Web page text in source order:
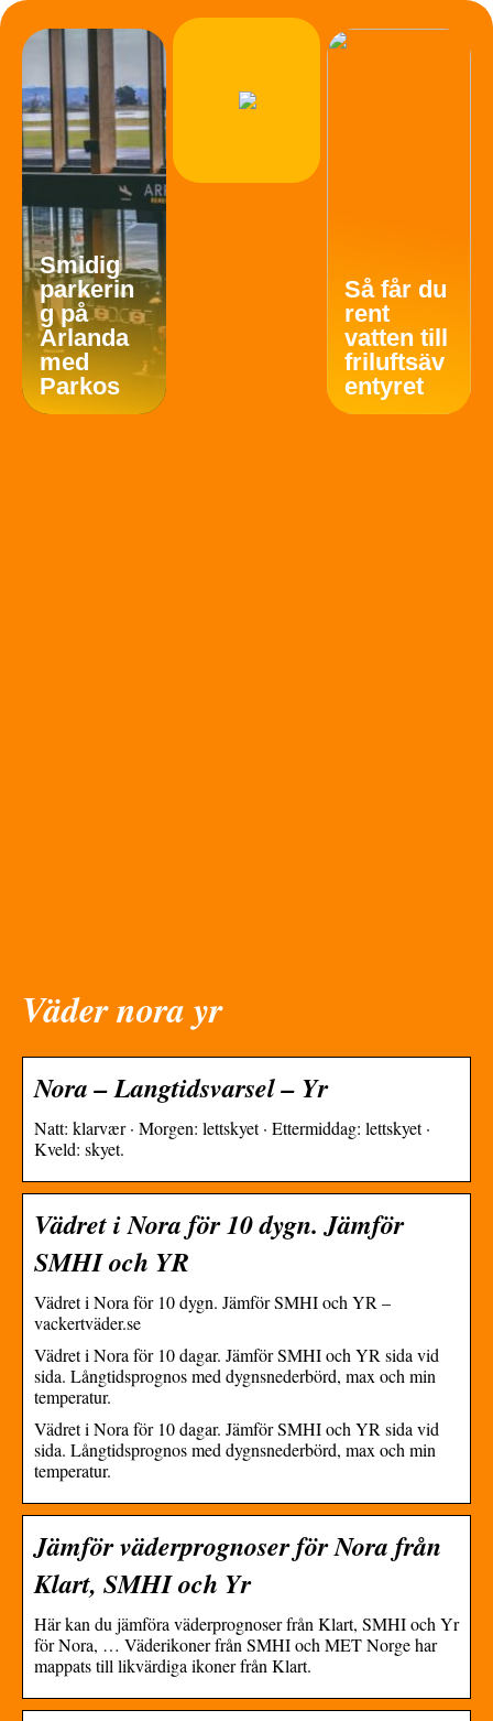
Smidig
parkerin
g på
Arlanda
med
Parkos
Så får du
rent
vatten till
friluftsäv
entyret
Väder nora yr
Nora – Langtidsvarsel – Yr
Natt: klarvær · Morgen: lettskyet · Ettermiddag: lettskyet ·
Kveld: skyet.
Vädret i Nora för 10 dygn. Jämför
SMHI och YR
Vädret i Nora för 10 dygn. Jämför SMHI och YR –
vackertväder.se
Vädret i Nora för 10 dagar. Jämför SMHI och YR sida vid
sida. Långtidsprognos med dygnsnederbörd, max och min
temperatur.
Vädret i Nora för 10 dagar. Jämför SMHI och YR sida vid
sida. Långtidsprognos med dygnsnederbörd, max och min
temperatur.
Jämför väderprognoser för Nora från
Klart, SMHI och Yr
Här kan du jämföra väderprognoser från Klart, SMHI och Yr
för Nora, … Väderikoner från SMHI och MET Norge har
mappats till likvärdiga ikoner från Klart.